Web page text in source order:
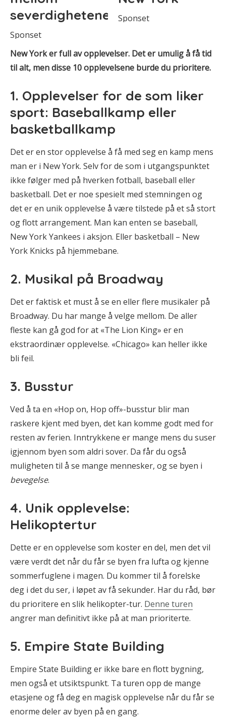
severdighetene
Sponset
Sponset
New York er full av opplevelser. Det er umulig å få tid
til alt, men disse 10 opplevelsene burde du prioritere.
1. Opplevelser for de som liker
sport: Baseballkamp eller
basketballkamp
Det er en stor opplevelse å få med seg en kamp mens
man er i New York. Selv for de som i utgangspunktet
ikke følger med på hverken fotball, baseball eller
basketball. Det er noe spesielt med stemningen og
det er en unik opplevelse å være tilstede på et så stort
og flott arrangement. Man kan enten se baseball,
New York Yankees i aksjon. Eller basketball – New
York Knicks på hjemmebane.
2. Musikal på Broadway
Det er faktisk et must å se en eller flere musikaler på
Broadway. Du har mange å velge mellom. De aller
fleste kan gå god for at «The Lion King» er en
ekstraordinær opplevelse. «Chicago» kan heller ikke
bli feil.
3. Busstur
Ved å ta en «Hop on, Hop off»-busstur blir man
raskere kjent med byen, det kan komme godt med for
resten av ferien. Inntrykkene er mange mens du suser
igjennom byen som aldri sover. Da får du også
muligheten til å se mange mennesker, og se byen i
bevegelse.
4. Unik opplevelse:
Helikoptertur
Dette er en opplevelse som koster en del, men det vil
være verdt det når du får se byen fra lufta og kjenne
sommerfuglene i magen. Du kommer til å forelske
deg i det du ser, i løpet av få sekunder. Har du råd, bør
du prioritere en slik helikopter-tur. Denne turen
angrer man definitivt ikke på at man prioriterte.
5. Empire State Building
Empire State Building er ikke bare en flott bygning,
men også et utsiktspunkt. Ta turen opp de mange
etasjene og få deg en magisk opplevelse når du får se
enorme deler av byen på en gang.